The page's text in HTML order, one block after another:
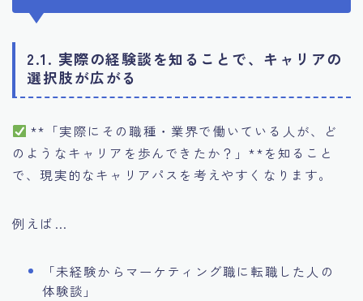
2.1. 実際の経験談を知ることで、キャリアの
選択肢が広がる
**「実際にその職種・業界で働いている人が、ど
のようなキャリアを歩んできたか？」**を知ること
で、現実的なキャリアパスを考えやすくなります。
例えば…
「未経験からマーケティング職に転職した人の
体験談」